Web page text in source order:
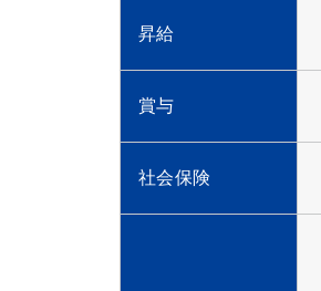
昇給
賞与
社会保険